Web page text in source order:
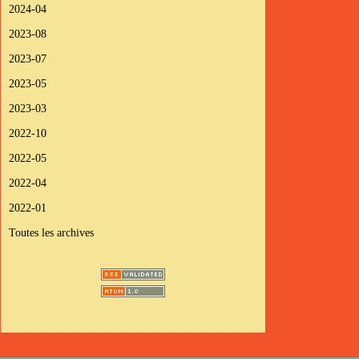
2024-04
2023-08
2023-07
2023-05
2023-03
2022-10
2022-05
2022-04
2022-01
Toutes les archives